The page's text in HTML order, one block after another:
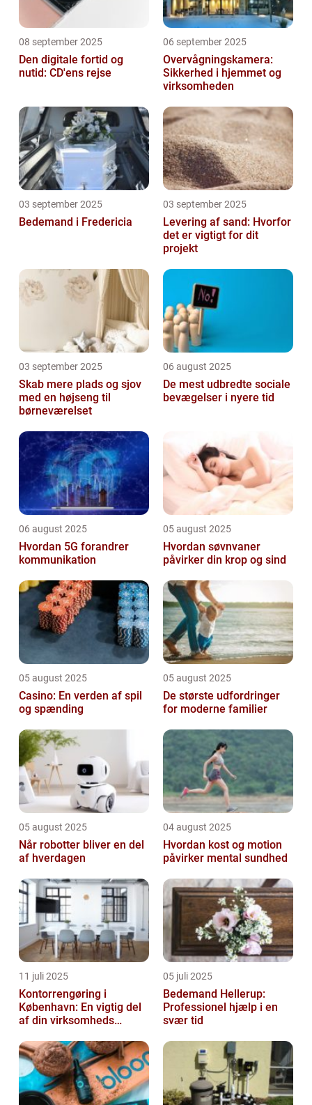
08 september 2025
Den digitale fortid og
nutid: CD'ens rejse
06 september 2025
Overvågningskamera:
Sikkerhed i hjemmet og
virksomheden
03 september 2025
Bedemand i Fredericia
03 september 2025
Levering af sand: Hvorfor
det er vigtigt for dit
projekt
03 september 2025
Skab mere plads og sjov
med en højseng til
børneværelset
06 august 2025
De mest udbredte sociale
bevægelser i nyere tid
06 august 2025
Hvordan 5G forandrer
kommunikation
05 august 2025
Hvordan søvnvaner
påvirker din krop og sind
05 august 2025
Casino: En verden af spil
og spænding
05 august 2025
De største udfordringer
for moderne familier
05 august 2025
Når robotter bliver en del
af hverdagen
04 august 2025
Hvordan kost og motion
påvirker mental sundhed
11 juli 2025
Kontorrengøring i
København: En vigtig del
af din virksomheds
05 juli 2025
Bedemand Hellerup:
Professionel hjælp i en
svær tid